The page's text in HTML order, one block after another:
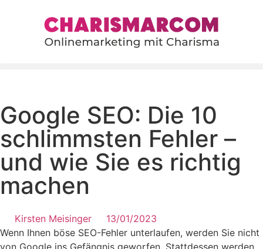
Google SEO: Die 10
schlimmsten Fehler –
und wie Sie es richtig
machen
Kirsten Meisinger
13/01/2023
Wenn Ihnen böse SEO-Fehler unterlaufen, werden Sie nicht
von Google ins Gefängnis geworfen. Stattdessen werden